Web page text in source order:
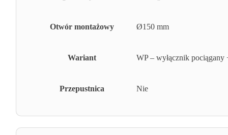
Otwór montażowy Ø150 mm
Wariant WP – wyłącznik pociągany
Przepustnica Nie